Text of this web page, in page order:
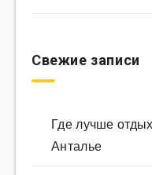
Свежие записи
Где лучше
Анталье